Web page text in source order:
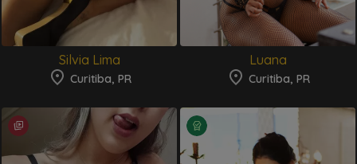
Silvia Lima
Curitiba, PR
Luana
Curitiba, PR